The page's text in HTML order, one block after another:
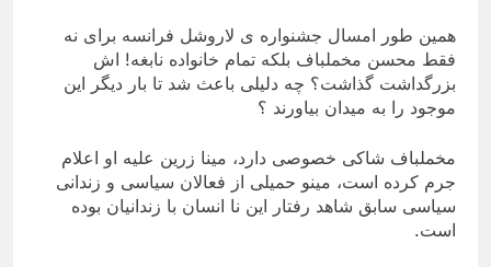
همین طور امسال جشنواره ی لاروشل فرانسه برای نه
فقط محسن مخملباف بلکه تمام خانواده نابغه! اش
بزرگداشت گذاشت؟ چه دلیلی باعث شد تا بار دیگر این
موجود را به میدان بیاورند ؟
مخملباف شاکی خصوصی دارد، مینا زرین علیه او اعلام
جرم کرده است، مینو حمیلی از فعالان سیاسی و زندانی
سیاسی سابق شاهد رفتار این نا انسان با زندانیان بوده
است.